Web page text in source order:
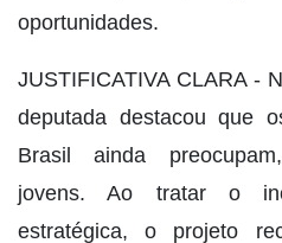
oportunidades.
JUSTIFICATIVA CLARA -
deputada destacou que
Brasil ainda
jovens. Ao tratar o
estratégica, o projeto